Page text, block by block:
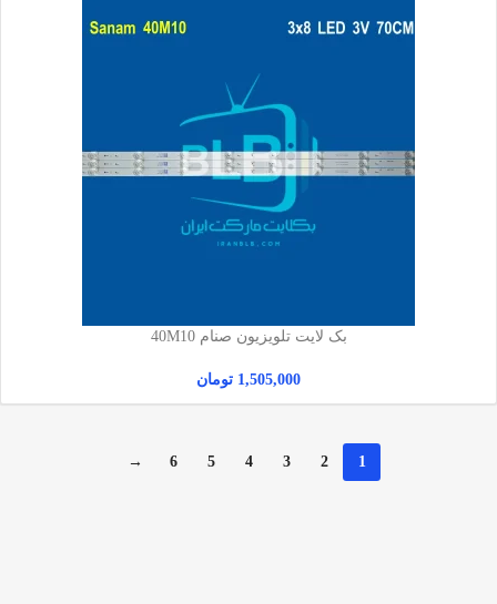
بک لایت تلویزیون صنام 40M10
1,505,000 تومان
1
2
3
4
5
6
→